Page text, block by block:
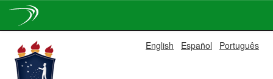
navigation
English Español Português